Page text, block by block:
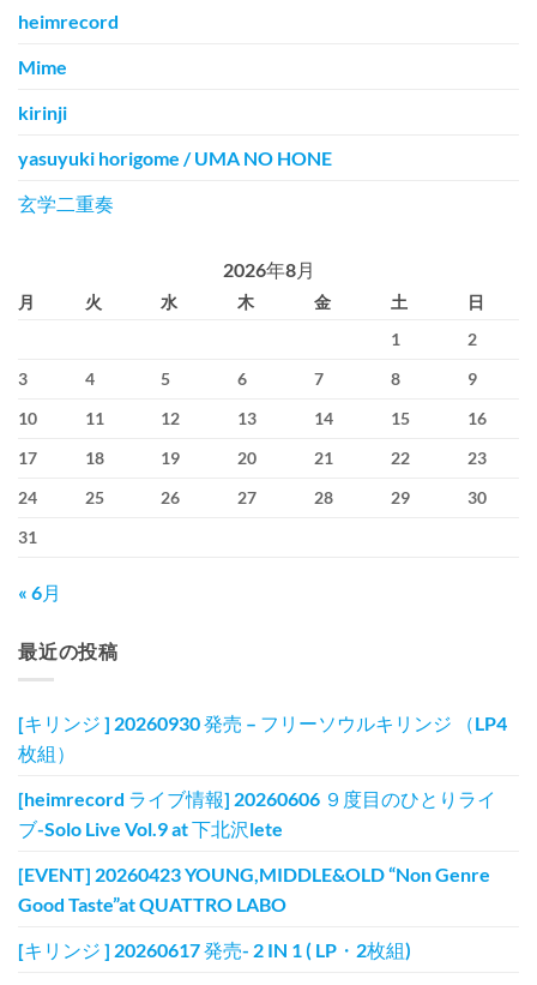
heimrecord
Mime
kirinji
yasuyuki horigome / UMA NO HONE
玄学二重奏
2026年8月
月 火 水 木 金 土
日
1
2
3
4 5 6 7 8
9
10
11 12 13 14 15
16
17
18 19 20 21 22
23
24
25 26 27 28 29
30
31
« 6月
最近の投稿
[キリンジ ] 20260930 発売 – フリーソウルキリンジ （LP4
枚組）
[heimrecord ライブ情報] 20260606 ９度目のひとりライ
ブ-Solo Live Vol.9 at 下北沢lete
[EVENT] 20260423 YOUNG,MIDDLE&OLD “Non Genre
Good Taste”at QUATTRO LABO
[キリンジ ] 20260617 発売- 2 IN 1 ( LP・2枚組)